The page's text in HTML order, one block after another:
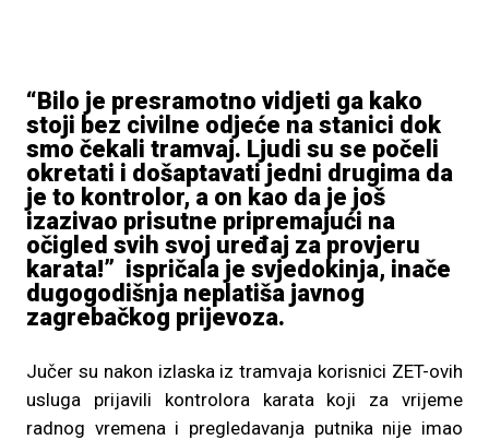
“Bilo je presramotno vidjeti ga kako
stoji bez civilne odjeće na stanici dok
smo čekali tramvaj. Ljudi su se počeli
okretati i došaptavati jedni drugima da
je to kontrolor, a on kao da je još
izazivao prisutne pripremajući na
očigled svih svoj uređaj za provjeru
karata!” ispričala je svjedokinja, inače
dugogodišnja neplatiša javnog
zagrebačkog prijevoza.
Jučer su nakon izlaska iz tramvaja korisnici ZET-ovih
usluga prijavili kontrolora karata koji za vrijeme
radnog vremena i pregledavanja putnika nije imao